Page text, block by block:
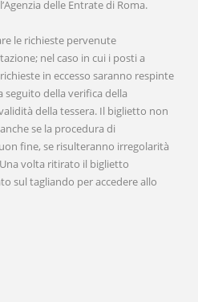
delle Entrate di Roma.
le richieste pervenute
nel caso in cui i posti a
in eccesso saranno respinte
della verifica della
della tessera. Il biglietto non
se la procedura di
fine, se risulteranno irregolarità
volta ritirato il biglietto
sul tagliando per accedere allo